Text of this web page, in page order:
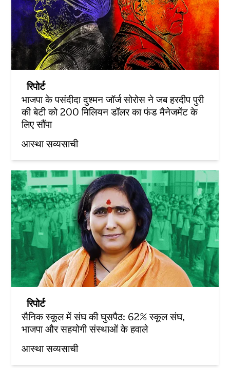
रिपोर्ट
भाजपा के पसंदीदा दुश्मन जॉर्ज सोरोस ने जब हरदीप पुरी
की बेटी को 200 मिलियन डॉलर का फंड मैनेजमेंट के
लिए सौंपा
आस्था सव्यसाची
रिपोर्ट
सैनिक स्कूल में संघ की घुसपैठ: 62% स्कूल संघ,
भाजपा और सहयोगी संस्थाओं के हवाले
आस्था सव्यसाची